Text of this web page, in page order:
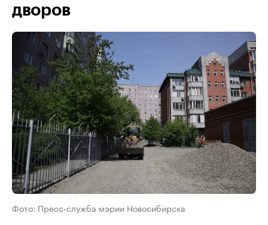
дворов
Фото: Пресс-служба мэрии Новосибирска